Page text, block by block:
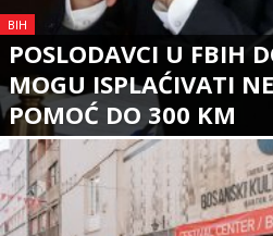
BIH
POSLODAVCI U FBIH
MOGU ISPLAĆIVATI
POMOĆ DO 300 KM